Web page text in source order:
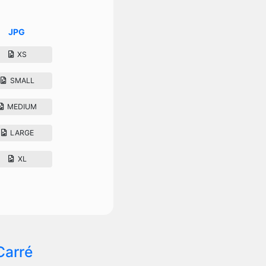
JPG
XS
SMALL
MEDIUM
LARGE
XL